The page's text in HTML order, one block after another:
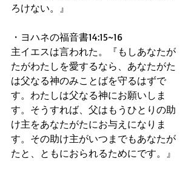
ろけない。』
・ヨハネの福音書14:15~16
主イエスは言われた。『もしあなたが
たがわたしを愛するなら、あなたがた
は父なる神のみことばを守るはずで
す。わたしは父なる神にお願いしま
す。そうすれば、父はもうひとりの助
け主をあなたがたにお与えになりま
す。その助け主がいつまでもあなたが
たと、ともにおられるためにです。』